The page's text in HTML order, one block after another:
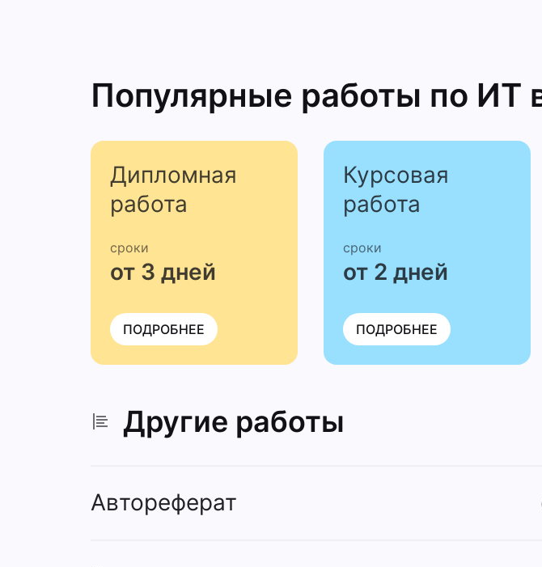
Популярные работы по ИТ
Дипломная
работа
сроки
от 3 дней
ПОДРОБНЕЕ
Курсовая
работа
сроки
от 2 дней
ПОДРОБНЕЕ
Другие работы
Автореферат